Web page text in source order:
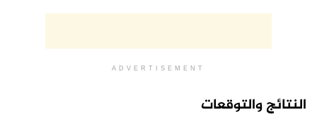
ADVERTISEMENT
النتائج والتوقعات